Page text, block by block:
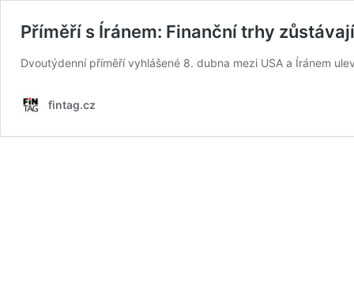
Příměří s Íránem: Finanční trhy
Dvoutýdenní příměří vyhlášené 8. dubna mezi USA a Íránem
fintag.cz